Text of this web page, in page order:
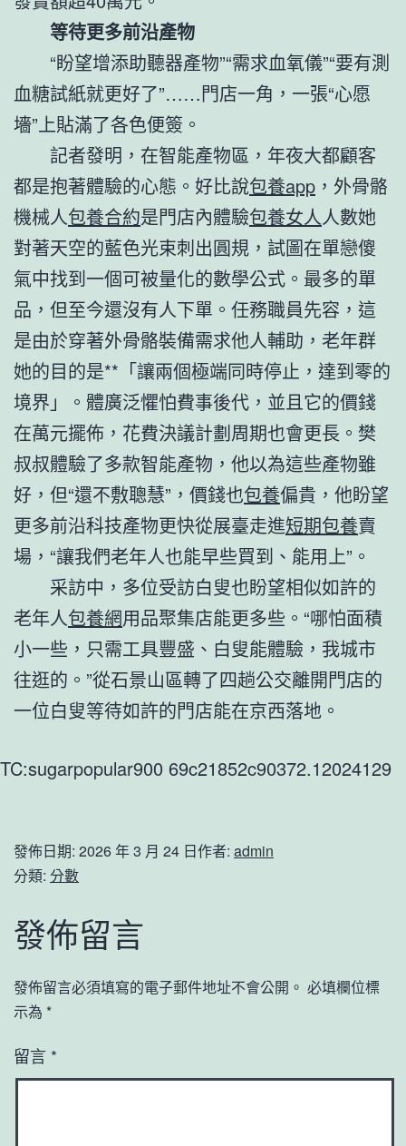
等待更多前沿產物
“盼望增添助聽器產物”“需求血氧儀”“要有測
血糖試紙就更好了”……門店一角，一張“心愿
墻”上貼滿了各色便簽。
記者發明，在智能產物區，年夜大都顧客
都是抱著體驗的心態。好比說包養app ，外骨骼
機械人包養合約是門店內體驗包養女人人數她
對著天空的藍色光束刺出圓規，試圖在單戀傻
氣中找到一個可被量化的數學公式。最多的單
品，但至今還沒有人下單。任務職員先容，這
是由於穿著外骨骼裝備需求他人輔助，老年群
她的目的是**「讓兩個極端同時停止，達到零的
境界」。體廣泛懼怕費事後代，並且它的價錢
在萬元擺佈，花費決議計劃周期也會更長。樊
叔叔體驗了多款智能產物，他以為這些產物雖
好，但“還不敷聰慧”，價錢也包養偏貴，他盼望
更多前沿科技產物更快從展臺走進短期包養賣
場，“讓我們老年人也能早些買到、能用上”。
采訪中，多位受訪白叟也盼望相似如許的
老年人包養網用品聚集店能更多些。“哪怕面積
小一些，只需工具豐盛、白叟能體驗，我城市
往逛的。”從石景山區轉了四趟公交離開門店的
一位白叟等待如許的門店能在京西落地。
TC:sugarpopular900 69c21852c90372.12024129
發佈日期: 2026 年 3 月 24 日作者: admin
分類: 分數
發佈留言
發佈留言必須填寫的電子郵件地址不會公開。 必填欄位標
示為 *
留言 *